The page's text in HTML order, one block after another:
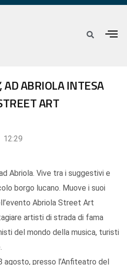
AD ABRIOLA INTESA
ART
12:29
Abriola. Vive tra i suggestivi e
borgo lucano. Muove i suoi
Abriola Street Art
artisti di strada di fama
del mondo della musica, turisti
presso l’Anfiteatro del